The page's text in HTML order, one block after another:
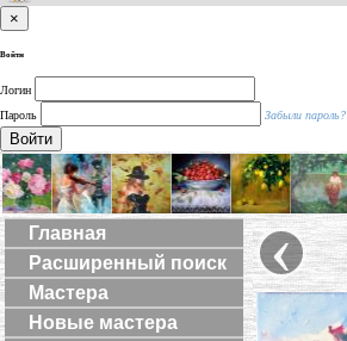
×
Войти
Логин
Пароль
Забыли пароль?
Войти
Главная
Расширенный поиск
Мастера
Новые мастера
‹